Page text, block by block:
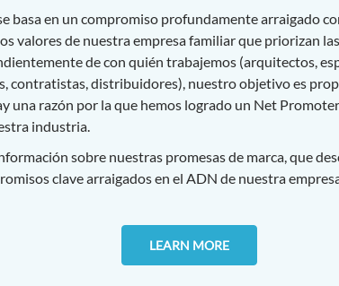
basa en un compromiso profundamente arraigado
valores de nuestra empresa familiar que priorizan
de con quién trabajemos (arquitectos,
contratistas, distribuidores), nuestro objetivo es
una razón por la que hemos logrado un Net
industria.
sobre nuestras promesas de marca, que
clave arraigados en el ADN de nuestra
LEARN MORE